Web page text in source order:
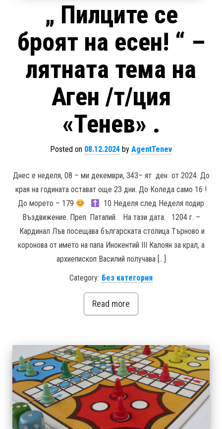
„ Пилците се
броят на есен! “ –
лятната тема на
Аген /т/ция
«Тенев» .
Posted on 08.12.2024 by AgentTenev
Днес е неделя, 08 – ми декември, 343– ят ден от 2024. До
края на годината остават още 23 дни. До Коледа само 16 !
До морето – 179
10 Неделя след Неделя подир
Въздвижение. Преп. Патапий. На тази дата: 1204 г. –
Кардинал Лъв посещава българската столица Търново и
коронова от името на папа Инокентий III Калоян за крал, а
архиепископ Василий получава […]
Category: Без категория
Read more